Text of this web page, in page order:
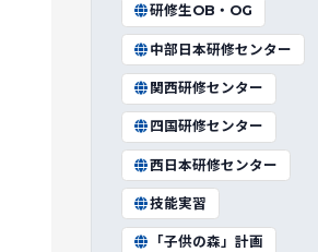
研修生OB・OG
中部日本研修センター
関西研修センター
四国研修センター
西日本研修センター
技能実習
「子供の森」計画